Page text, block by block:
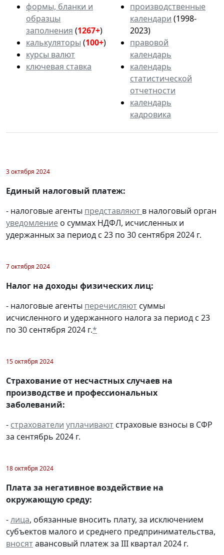
формы, бланки и
образцы
заполнения (1267+)
калькуляторы (100+)
курсы валют
ключевая ставка
производственные
календари (1998-
2023)
правовой
календарь
календарь
статистической
отчетности
календарь
кадровика
3 октября 2024
Единый налоговый платеж:
- налоговые агенты представляют в налоговый орган
уведомление о суммах НДФЛ, исчисленных и
удержанных за период с 23 по 30 сентября 2024 г.
7 октября 2024
Налог на доходы физических лиц:
- налоговые агенты перечисляют суммы
исчисленного и удержанного налога за период с 23
по 30 сентября 2024 г.*
15 октября 2024
Страхование от несчастных случаев на
производстве и профессиональных
заболеваний:
- страхователи уплачивают страховые взносы в СФР
за сентябрь 2024 г.
18 октября 2024
Плата за негативное воздействие на
окружающую среду:
-лица, обязанные вносить плату, за исключением
субъектов малого и среднего предпринимательства,
вносятавансовый платеж за III квартал 2024 г.